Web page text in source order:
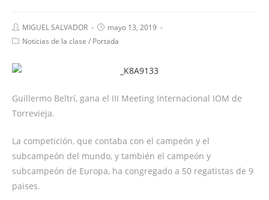
MIGUEL SALVADOR
mayo 13, 2019
Noticias de la clase / Portada
Guillermo Beltrí, gana el III Meeting Internacional IOM de
Torrevieja.
La competición, que contaba con el campeón y el
subcampeón del mundo, y también el campeón y
subcampeón de Europa, ha congregado a 50 regatistas de 9
paises.